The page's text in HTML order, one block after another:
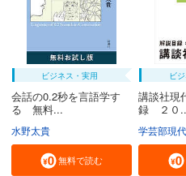
ビジネス・実用
会話の0.2秒を言語学す
る 無料...
水野太貴
無料で読む
ビ
講談社
録 ２０
学芸部現